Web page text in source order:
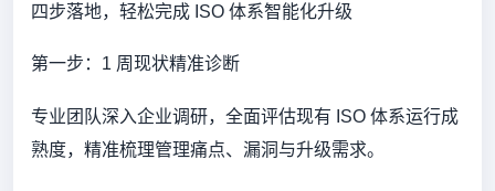
四步落地，轻松完成 ISO 体系智能化升级
第一步：1 周现状精准诊断
专业团队深入企业调研，全面评估现有 ISO 体系运行成
熟度，精准梳理管理痛点、漏洞与升级需求。